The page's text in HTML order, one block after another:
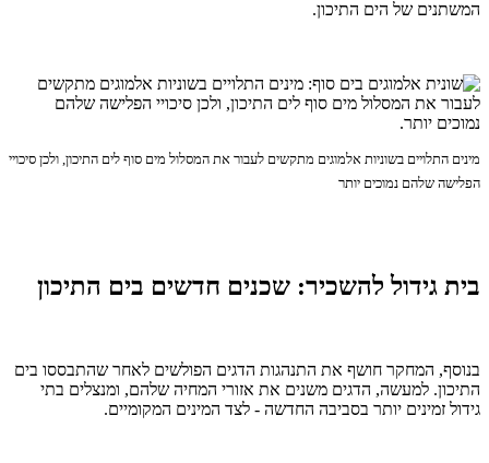
המשתנים של הים התיכון.
מינים התלויים בשוניות אלמוגים מתקשים לעבור את המסלול מים סוף לים התיכון, ולכן סיכויי
הפלישה שלהם נמוכים יותר
בית גידול להשכיר: שכנים חדשים בים התיכון
בנוסף, המחקר חושף את התנהגות הדגים הפולשים לאחר שהתבססו בים
התיכון. למעשה, הדגים משנים את אזורי המחיה שלהם, ומנצלים בתי
גידול זמינים יותר בסביבה החדשה - לצד המינים המקומיים.